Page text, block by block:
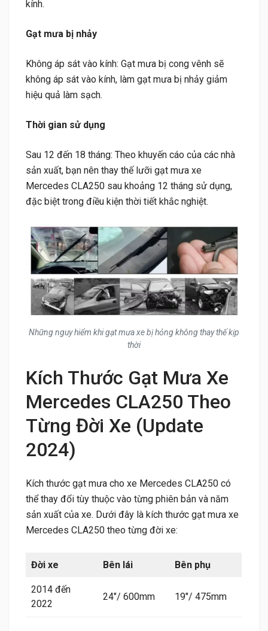
kính.
Gạt mưa bị nhảy
Không áp sát vào kính: Gạt mưa bị cong vênh sẽ
không áp sát vào kính, làm gạt mưa bị nhảy giảm
hiệu quả làm sạch.
Thời gian sử dụng
Sau 12 đến 18 tháng: Theo khuyến cáo của các nhà
sản xuất, bạn nên thay thế lưỡi gạt mưa xe
Mercedes CLA250 sau khoảng 12 tháng sử dụng,
đặc biệt trong điều kiện thời tiết khắc nghiệt.
Những nguy hiểm khi gạt mưa xe bị hỏng không thay thế kịp
thời
Kích Thước Gạt Mưa Xe
Mercedes CLA250 Theo
Từng Đời Xe (Update
2024)
Kích thước gạt mưa cho xe Mercedes CLA250 có
thể thay đổi tùy thuộc vào từng phiên bản và năm
sản xuất của xe. Dưới đây là kích thước gạt mưa xe
Mercedes CLA250 theo từng đời xe:
Đời xe Bên lái Bên phụ
2014 đến
2022
24″/ 600mm 19″/ 475mm